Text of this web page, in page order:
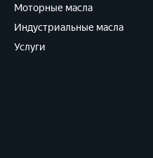
Моторные масла
Индустриальные масла
Услуги